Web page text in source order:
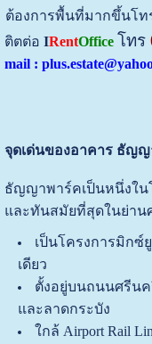
ต้องการพื้นที่มากขึ้นโท
ติตต่อ IRentOffice โทร
mail :
จุดเด่นของอาคาร ธัญญ
ธัญญาพาร์คเป็นหนึ่งใน
และทันสมัยที่สุดในย่าน
เป็นโครงการมิกซ์
เดียว
ตั้งอยู่บนถนนศรีนค
และลาดกระบัง
ใกล้ Airport Rail